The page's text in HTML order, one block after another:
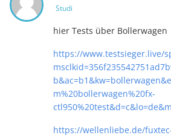
Studi
hier Tests über Bollerwagen
https://www.testsieger.live/
m%20bollerwagen%20fx-
https://wellenliebe.de/